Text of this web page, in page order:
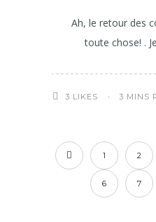
Ah, le retour des
toute chose! .
3 LIKES 3 MINS
1 2
6 7